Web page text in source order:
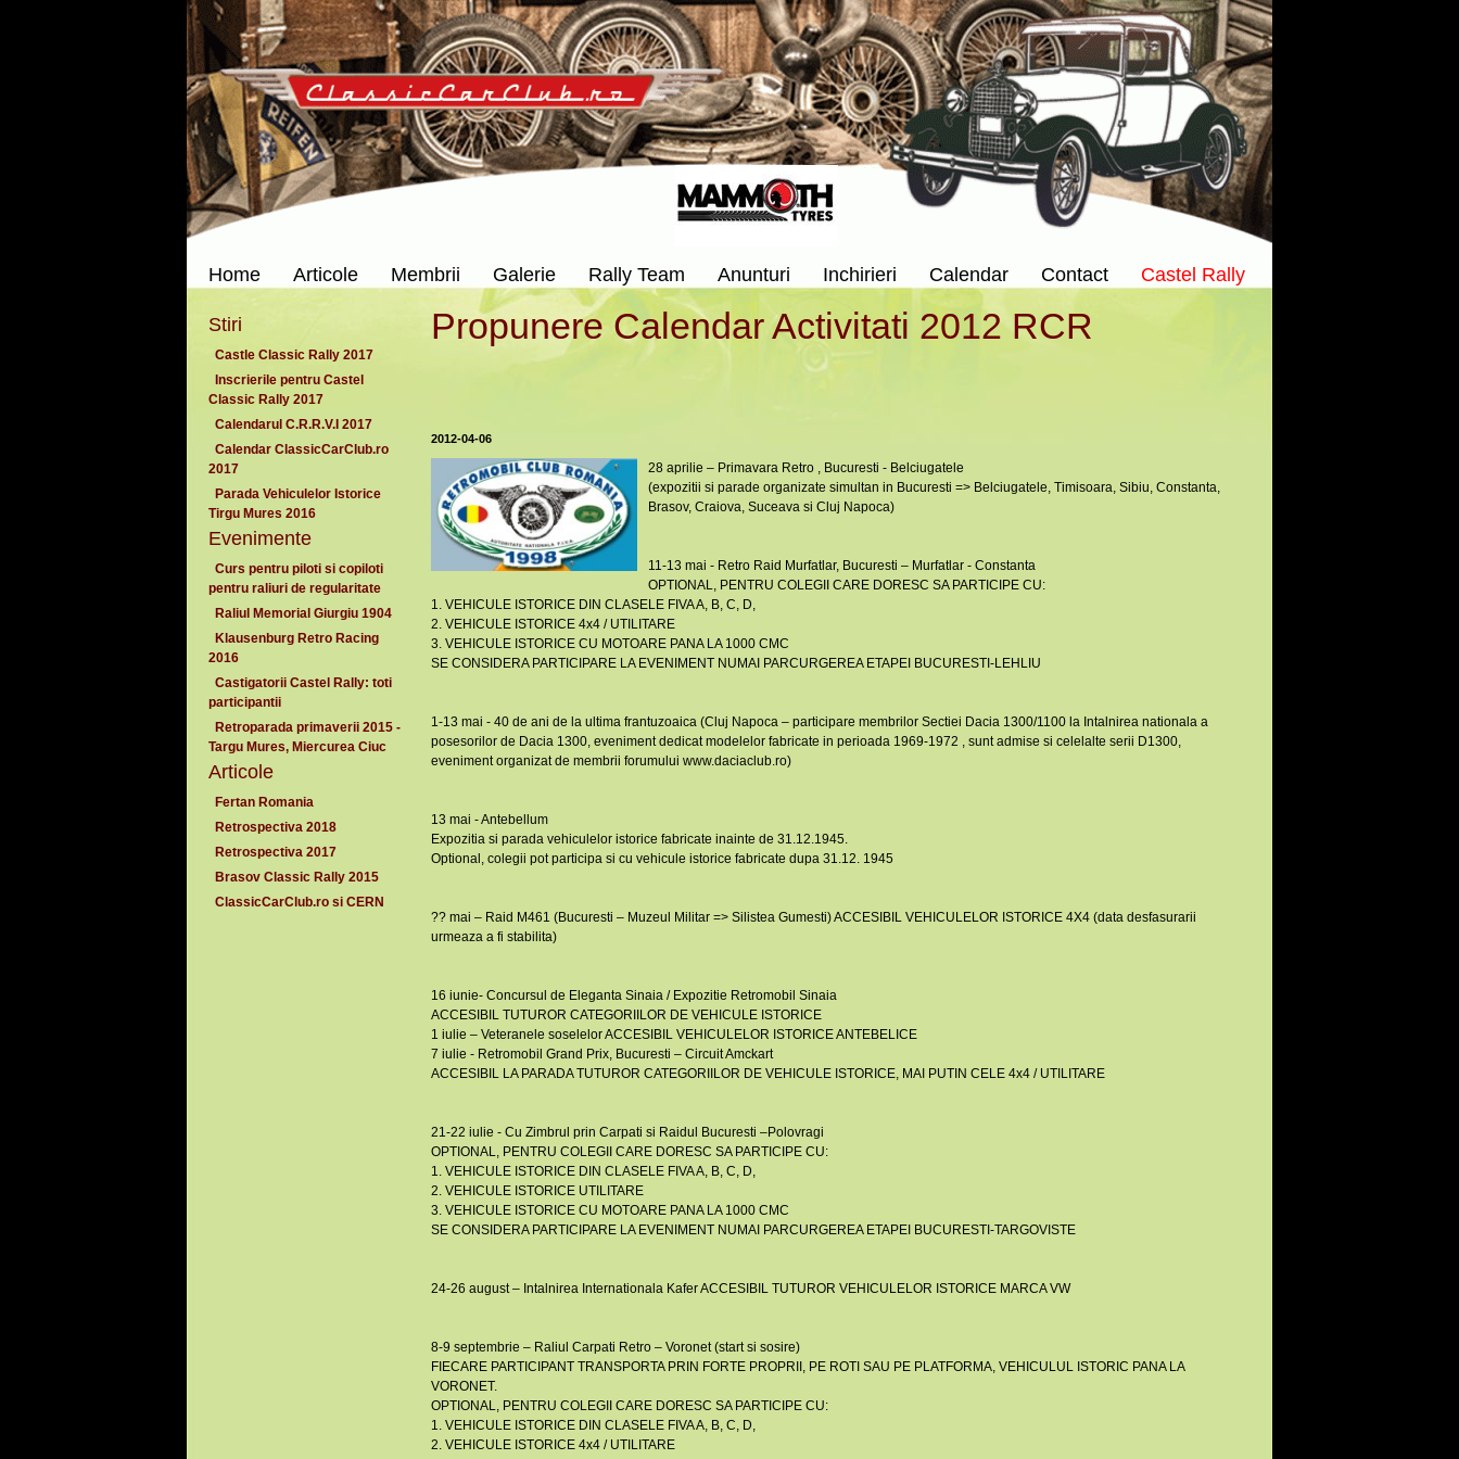
Home Articole Membrii Galerie Rally Team Anunturi Inchirieri Calendar Contact Castel Rally
Stiri
Castle Classic Rally 2017
Inscrierile pentru Castel
Classic Rally 2017
Calendarul C.R.R.V.I 2017
Calendar ClassicCarClub.ro
2017
Parada Vehiculelor Istorice
Tirgu Mures 2016
Evenimente
Curs pentru piloti si copiloti
pentru raliuri de regularitate
Raliul Memorial Giurgiu 1904
Klausenburg Retro Racing
2016
Castigatorii Castel Rally: toti
participantii
Retroparada primaverii 2015 -
Targu Mures, Miercurea Ciuc
Articole
Fertan Romania
Retrospectiva 2018
Retrospectiva 2017
Brasov Classic Rally 2015
ClassicCarClub.ro si CERN
Propunere Calendar Activitati 2012 RCR
2012-04-06
28 aprilie – Primavara Retro , Bucuresti - Belciugatele
(expozitii si parade organizate simultan in Bucuresti => Belciugatele, Timisoara, Sibiu, Constanta,
Brasov, Craiova, Suceava si Cluj Napoca)
11-13 mai - Retro Raid Murfatlar, Bucuresti – Murfatlar - Constanta
OPTIONAL, PENTRU COLEGII CARE DORESC SA PARTICIPE CU:
1. VEHICULE ISTORICE DIN CLASELE FIVA A, B, C, D,
2. VEHICULE ISTORICE 4x4 / UTILITARE
3. VEHICULE ISTORICE CU MOTOARE PANA LA 1000 CMC
SE CONSIDERA PARTICIPARE LA EVENIMENT NUMAI PARCURGEREA ETAPEI BUCURESTI-LEHLIU
1-13 mai - 40 de ani de la ultima frantuzoaica (Cluj Napoca – participare membrilor Sectiei Dacia 1300/1100 la Intalnirea nationala a
posesorilor de Dacia 1300, eveniment dedicat modelelor fabricate in perioada 1969-1972 , sunt admise si celelalte serii D1300,
eveniment organizat de membrii forumului www.daciaclub.ro)
13 mai - Antebellum
Expozitia si parada vehiculelor istorice fabricate inainte de 31.12.1945.
Optional, colegii pot participa si cu vehicule istorice fabricate dupa 31.12. 1945
?? mai – Raid M461 (Bucuresti – Muzeul Militar => Silistea Gumesti) ACCESIBIL VEHICULELOR ISTORICE 4X4 (data desfasurarii
urmeaza a fi stabilita)
16 iunie- Concursul de Eleganta Sinaia / Expozitie Retromobil Sinaia
ACCESIBIL TUTUROR CATEGORIILOR DE VEHICULE ISTORICE
1 iulie – Veteranele soselelor ACCESIBIL VEHICULELOR ISTORICE ANTEBELICE
7 iulie - Retromobil Grand Prix, Bucuresti – Circuit Amckart
ACCESIBIL LA PARADA TUTUROR CATEGORIILOR DE VEHICULE ISTORICE, MAI PUTIN CELE 4x4 / UTILITARE
21-22 iulie - Cu Zimbrul prin Carpati si Raidul Bucuresti –Polovragi
OPTIONAL, PENTRU COLEGII CARE DORESC SA PARTICIPE CU:
1. VEHICULE ISTORICE DIN CLASELE FIVA A, B, C, D,
2. VEHICULE ISTORICE UTILITARE
3. VEHICULE ISTORICE CU MOTOARE PANA LA 1000 CMC
SE CONSIDERA PARTICIPARE LA EVENIMENT NUMAI PARCURGEREA ETAPEI BUCURESTI-TARGOVISTE
24-26 august – Intalnirea Internationala Kafer ACCESIBIL TUTUROR VEHICULELOR ISTORICE MARCA VW
8-9 septembrie – Raliul Carpati Retro – Voronet (start si sosire)
FIECARE PARTICIPANT TRANSPORTA PRIN FORTE PROPRII, PE ROTI SAU PE PLATFORMA, VEHICULUL ISTORIC PANA LA
VORONET.
OPTIONAL, PENTRU COLEGII CARE DORESC SA PARTICIPE CU:
1. VEHICULE ISTORICE DIN CLASELE FIVA A, B, C, D,
2. VEHICULE ISTORICE 4x4 / UTILITARE